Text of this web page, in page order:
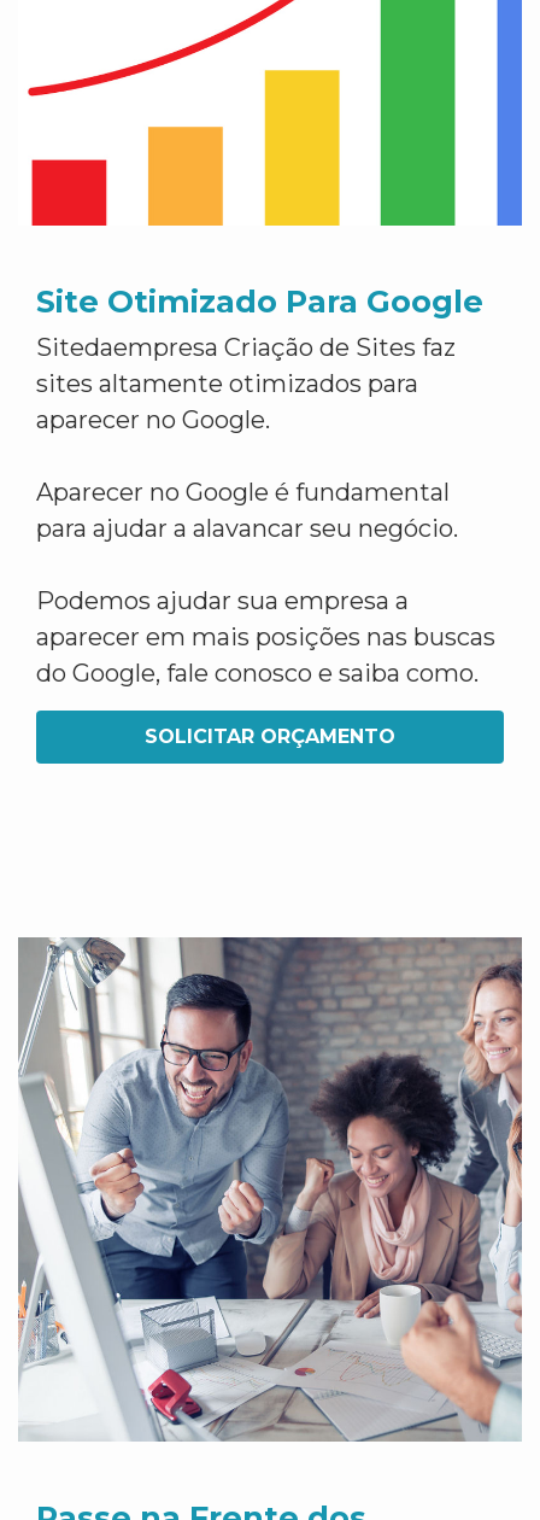
Site Otimizado Para Google
Sitedaempresa Criação de Sites faz
sites altamente otimizados para
aparecer no Google.
Aparecer no Google é fundamental
para ajudar a alavancar seu negócio.
Podemos ajudar sua empresa a
aparecer em mais posições nas buscas
do Google, fale conosco e saiba como.
SOLICITAR ORÇAMENTO